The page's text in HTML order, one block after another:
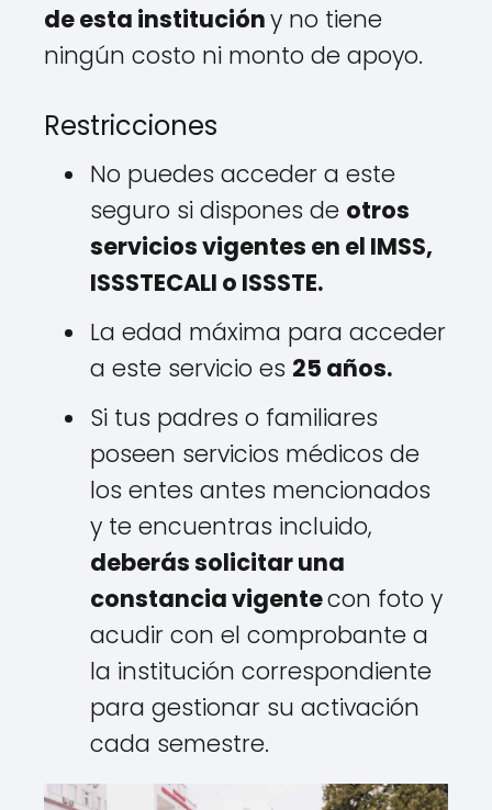
de esta institucióny no tiene
ningún costo ni monto de apoyo.
Restricciones
No puedes acceder a este
seguro si dispones de otros
servicios vigentes en el IMSS,
ISSSTECALI o ISSSTE.
La edad máxima para acceder
a este servicio es 25 años.
Si tus padres o familiares
poseen servicios médicos de
los entes antes mencionados
y te encuentras incluido,
deberás solicitar una
constancia vigentecon foto y
acudir con el comprobante a
la institución correspondiente
para gestionar su activación
cada semestre.